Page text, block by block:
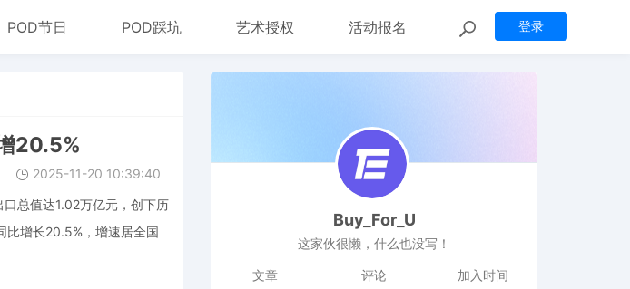
登录
POD节日 POD踩坑 艺术授权 活动报名
20.5%
2025-11-20 10:39:40
总值达1.02万亿元，创下历
比增长20.5%，增速居全国
Buy_For_U
这家伙很懒，什么也没写！
文章 评论 加入时间